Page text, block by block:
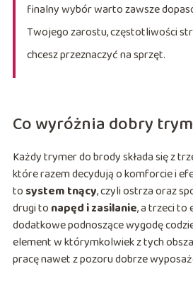
finalny wybór warto zawsze
Twojego zarostu, częstotliwości
chcesz przeznaczyć na sprzęt.
Co wyróżnia dobry
Każdy trymer do brody składa się z
które razem decydują o komforcie i
to system tnący, czyli ostrza oraz
drugi to napęd i zasilanie, a trzeci to
dodatkowe podnoszące wygodę
element w którymkolwiek z tych
pracę nawet z pozoru dobrze